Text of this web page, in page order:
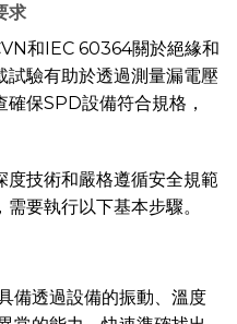
求
和IEC 60364關於絕緣和
驗有助於透過測量漏電壓
保SPD設備符合規格，
度技術和嚴格遵循安全規範
要執行以下基本步驟。
備透過設備的振動、溫度